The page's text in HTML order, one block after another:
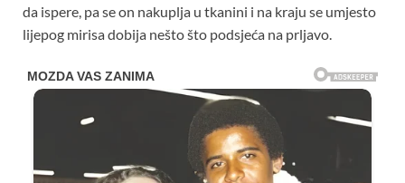
da ispere, pa se on nakuplja u tkanini i na kraju se umjesto
lijepog mirisa dobija nešto što podsjeća na prljavo.